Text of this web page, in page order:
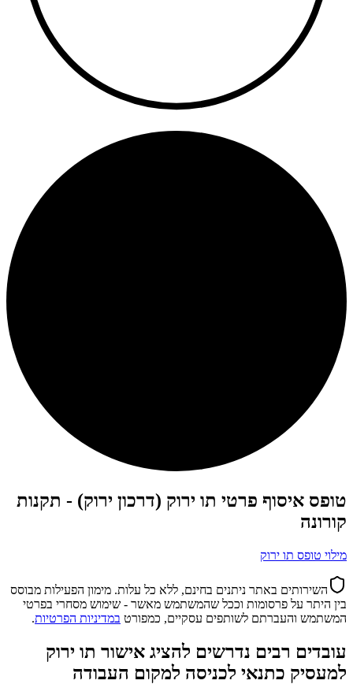
טופס איסוף פרטי תו ירוק (דרכון ירוק) - תקנות
קורונה
מילוי טופס תו ירוק
השירותים באתר ניתנים בחינם, ללא כל עלות. מימון הפעילות מבוסס
בין היתר על פרסומות וככל שהמשתמש מאשר - שימוש מסחרי בפרטי
המשתמש והעברתם לשותפים עסקיים, כמפורט במדיניות הפרטיות.
עובדים רבים נדרשים להציג אישור תו ירוק
למעסיק כתנאי לכניסה למקום העבודה